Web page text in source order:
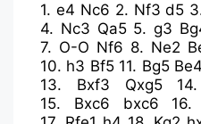
1. e4 Nc6 2. Nf3 d5
4. Nc3 Qa5 5. g3
7. O-O Nf6 8. Ne2
10. h3 Bf5 11. Bg5 Be4
13. Bxf3 Qxg5
15. Bxc6 bxc6 16.